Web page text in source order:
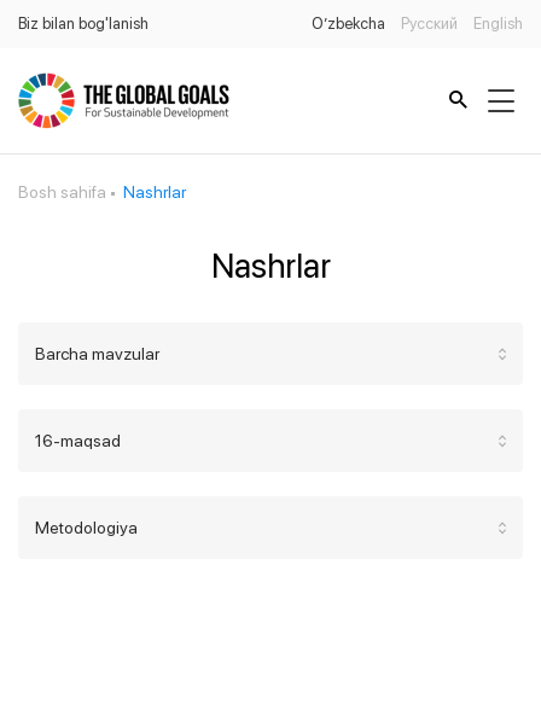
Biz bilan bog'lanish O’zbekcha Русский English
Bosh sahifa Nashrlar
Nashrlar
Barcha mavzular
16-maqsad
Metodologiya